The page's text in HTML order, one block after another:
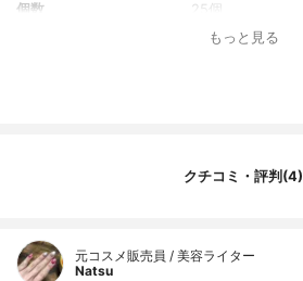
個数
25個
ポリウレタン
もっと見る
クチコミ・評判(4)
元コスメ販売員 / 美容ライター
Natsu